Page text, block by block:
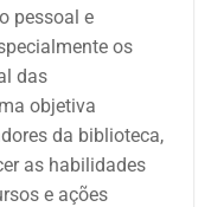
pessoal e
os
das
objetiva
da biblioteca,
as habilidades
e ações